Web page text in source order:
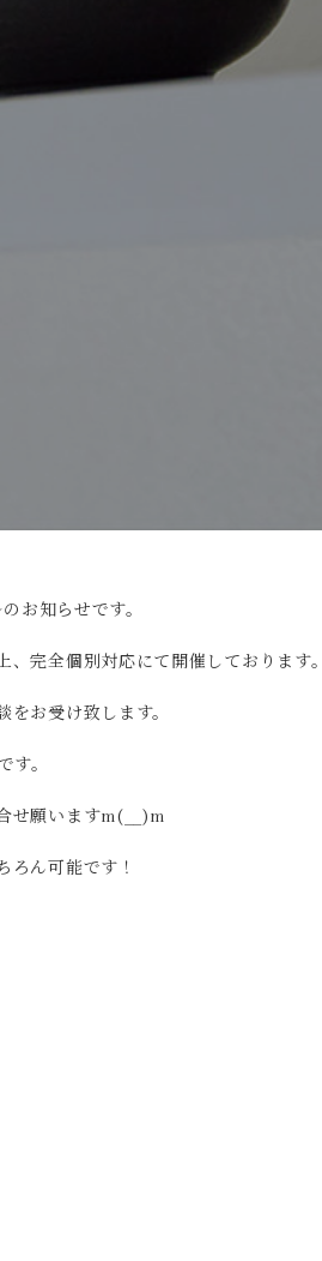
お知らせです。
完全個別対応にて開催しております。
お受け致します。
す。
せ願いますm(__)m
ろん可能です！